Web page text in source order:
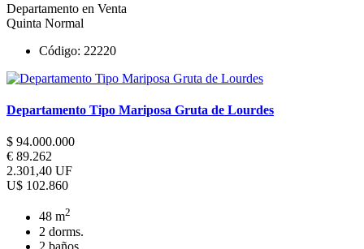
Departamento en Venta
Quinta Normal
Código: 22220
Departamento Tipo Mariposa Gruta de Lourdes
$ 94.000.000
€ 89.262
2.301,40 UF
U$ 102.860
48 m2
2 dorms.
2 baños